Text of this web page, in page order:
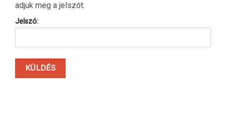
adjuk meg a jelszót.
Jelszó: